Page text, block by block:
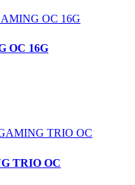
OC 16G
TRIO OC